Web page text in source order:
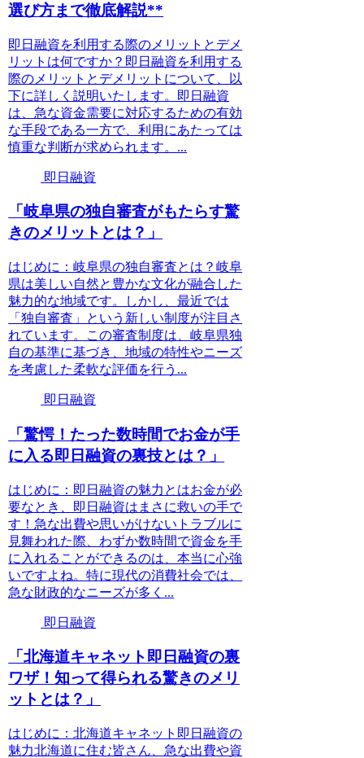
選び方まで徹底解説**
即日融資を利用する際のメリットとデメ
リットは何ですか？即日融資を利用する
際のメリットとデメリットについて、以
下に詳しく説明いたします。即日融資
は、急な資金需要に対応するための有効
な手段である一方で、利用にあたっては
慎重な判断が求められます。...
即日融資
「岐阜県の独自審査がもたらす驚
きのメリットとは？」
はじめに：岐阜県の独自審査とは？岐阜
県は美しい自然と豊かな文化が融合した
魅力的な地域です。しかし、最近では
「独自審査」という新しい制度が注目さ
れています。この審査制度は、岐阜県独
自の基準に基づき、地域の特性やニーズ
を考慮した柔軟な評価を行う...
即日融資
「驚愕！たった数時間でお金が手
に入る即日融資の裏技とは？」
はじめに：即日融資の魅力とはお金が必
要なとき、即日融資はまさに救いの手で
す！急な出費や思いがけないトラブルに
見舞われた際、わずか数時間で資金を手
に入れることができるのは、本当に心強
いですよね。特に現代の消費社会では、
急な財政的なニーズが多く...
即日融資
「北海道キャネット即日融資の裏
ワザ！知って得られる驚きのメリ
ットとは？」
はじめに：北海道キャネット即日融資の
魅力北海道に住む皆さん、急な出費や資